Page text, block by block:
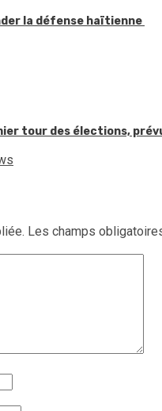
la défense haïtienne
tour des élections,
Les champs